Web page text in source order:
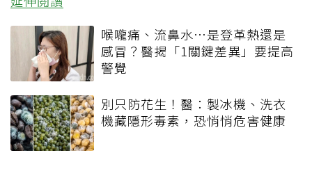
喉嚨痛、流鼻水⋯是登革熱還是
感冒？醫揭「1關鍵差異」要提高
警覺
別只防花生！醫：製冰機、洗衣
機藏隱形毒素，恐悄悄危害健康